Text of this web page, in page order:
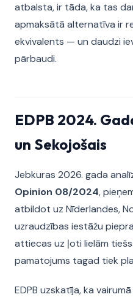
atbalsta, ir tāda, ka tas
apmaksātā alternatīva ir
ekvivalents — un daudzi
pārbaudi.
EDPB 2024.
un Sekojošais
Jebkuras 2026. gada
Opinion 08/2024,
atbildot uz Nīderlandes,
uzraudzības iestāžu
attiecas uz ļoti lielām
pamatojums tagad tiek
EDPB uzskatīja, ka